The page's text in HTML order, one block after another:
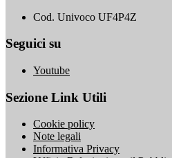
Cod. Univoco UF4P4Z
Seguici su
Youtube
Sezione Link Utili
Cookie policy
Note legali
Informativa Privacy